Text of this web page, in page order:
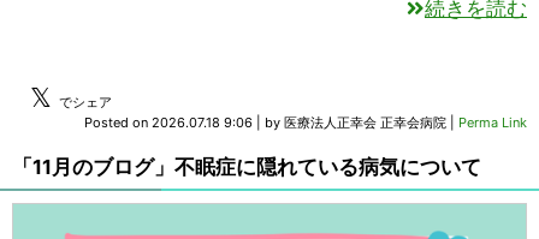
続きを読む
𝕏 でシェア
Posted on 2026.07.18 9:06 by 医療法人正幸会 正幸会病院 Perma Link
「11月のブログ」不眠症に隠れている病気について